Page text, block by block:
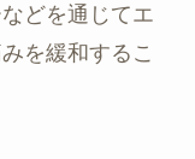
どを通じてエ
を緩和するこ